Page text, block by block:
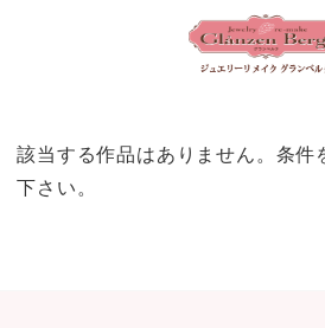
該当する作品はありません。条件
下さい。